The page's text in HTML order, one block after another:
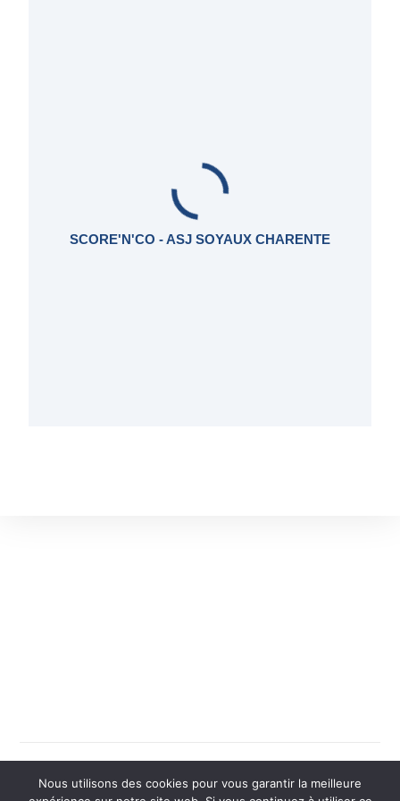
SCORE'N'CO - ASJ SOYAUX CHARENTE
FACEBOOK INSTAGRAM TIK TOK
Nous utilisons des cookies pour vous garantir la meilleure